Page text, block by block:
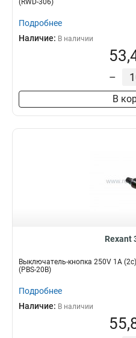
(RWD-306)
Подробнее
Наличие: В наличии
–
В
Rexant
Выключатель-кнопка 250V 1А
(PBS-20В)
Подробнее
Наличие: В наличии